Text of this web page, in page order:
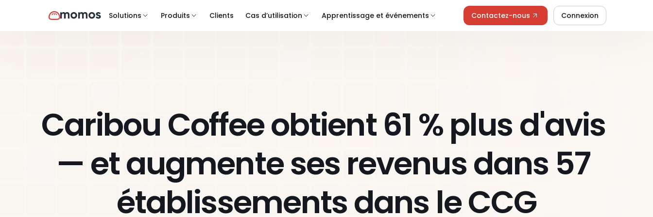
Caribou Coffee obtient 61 % plus d'avis
— et augmente ses revenus dans 57
établissements dans le CCG
Solutions Produits Clients Cas d’utilisation Apprentissage et événements Contactez-nous Connexion